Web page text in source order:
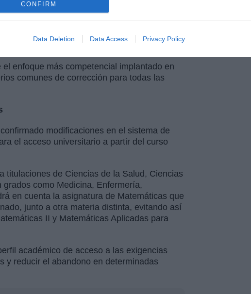
CONFIRM
Data Deletion Data Access Privacy Policy
el portal del Distrito Único Andaluz (DUA)
y documentos de orientación de cada
útil de cara a la preparación final de la
enfoque más competencial implantado en
comunes de corrección para todas las
modificaciones en el sistema de
el acceso universitario a partir del curso
titulaciones de Ciencias de la Salud, Ciencias
como Medicina, Enfermería,
en cuenta la asignatura de Matemáticas que
junto a otra materia distinta, evitando así
II y Matemáticas Aplicadas para
académico de acceso a las exigencias
y reducir el abandono en determinadas